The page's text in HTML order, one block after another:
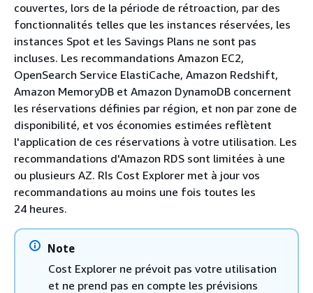
couvertes, lors de la période de rétroaction, par des
fonctionnalités telles que les instances réservées, les
instances Spot et les Savings Plans ne sont pas
incluses. Les recommandations Amazon EC2,
OpenSearch Service ElastiCache, Amazon Redshift,
Amazon MemoryDB et Amazon DynamoDB concernent
les réservations définies par région, et non par zone de
disponibilité, et vos économies estimées reflètent
l'application de ces réservations à votre utilisation. Les
recommandations d'Amazon RDS sont limitées à une
ou plusieurs AZ. RIs Cost Explorer met à jour vos
recommandations au moins une fois toutes les
24 heures.
Note
Cost Explorer ne prévoit pas votre utilisation
et ne prend pas en compte les prévisions